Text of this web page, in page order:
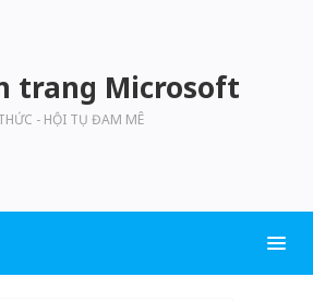
trang Microsoft
- HỘI TỤ ĐAM MÊ